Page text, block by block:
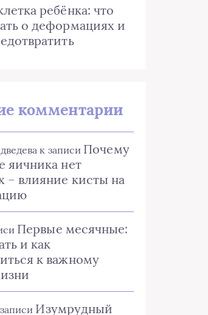
ребёнка: что
о деформациях и
комментарии
к записи Почему
яичника нет
– влияние кисты на
Первые месячные:
и как
к важному
Изумрудный